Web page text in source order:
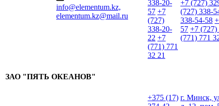
info@elementum.kz,
elementum.kz@mail.ru
338-20-
57 +7
(727)
338-20-
22 +7
(771) 771
32 21
+7 (727)
(727) 338-
338-54-58
57 +7 (727)
(771) 771
ЗАО "ПЯТЬ ОКЕАНОВ"
+375 (17) г. Минск,